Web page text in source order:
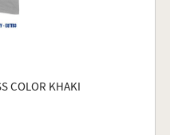
COLOR KHAKI